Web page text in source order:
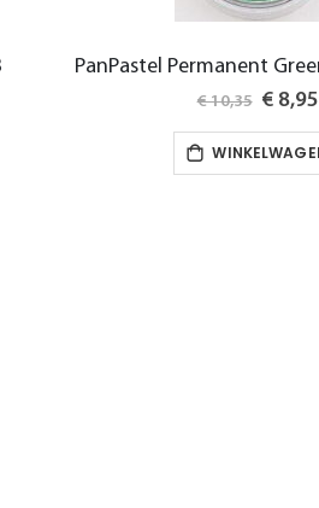
PanPastel Permanent
€ 10,35
Special
Price
€ 8,95